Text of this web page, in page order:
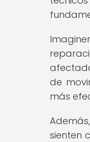
de
más
sienten